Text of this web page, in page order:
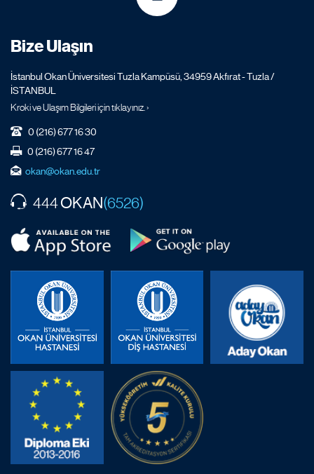
Bize Ulaşın
İstanbul Okan Üniversitesi Tuzla Kampüsü, 34959 Akfırat - Tuzla /
İSTANBUL
Kroki ve Ulaşım Bilgileri için tıklayınız. ›
0 (216) 677 16 30
0 (216) 677 16 47
okan@okan.edu.tr
444OKAN(6526)